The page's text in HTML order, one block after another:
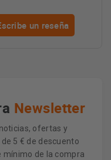
un reseña
Newsletter
ofertas y
5 € de descuento
de la compra